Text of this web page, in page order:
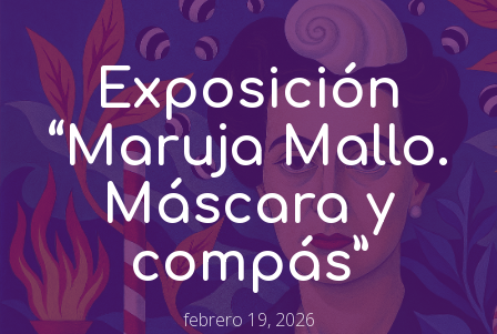
Exposición
“Maruja Mallo.
Máscara y
compás”
febrero 19, 2026